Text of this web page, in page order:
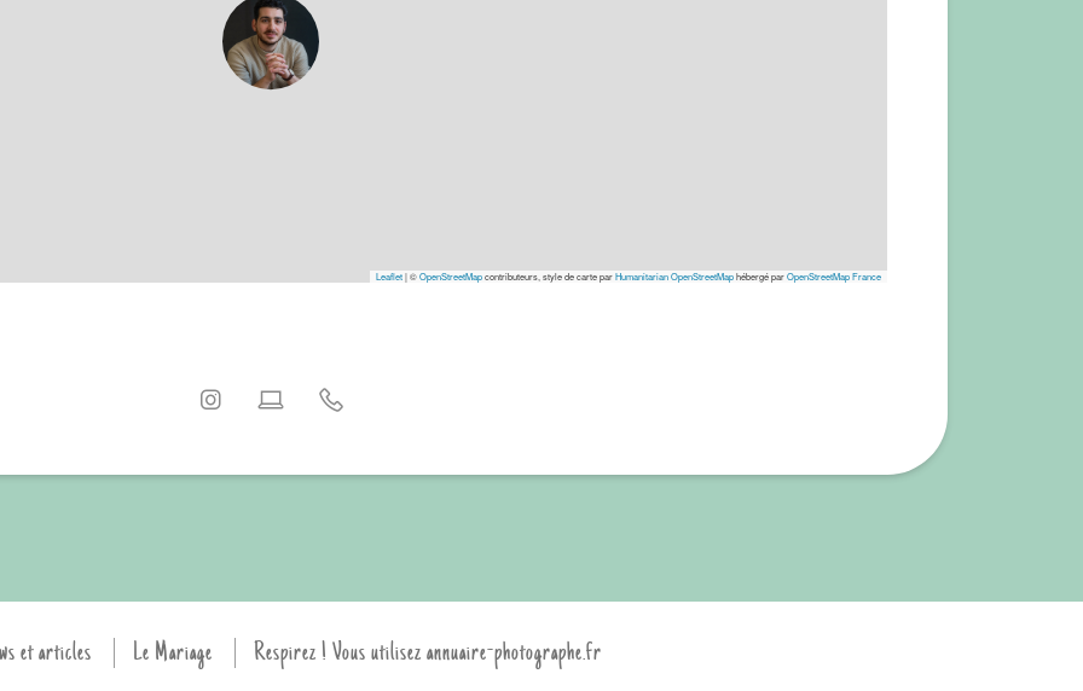
Leaflet|©OpenStreetMapcontributeurs, style de carte parHumanitarian OpenStreetMaphébergé parOpenStreetMap France
et articles Le Mariage Respirez ! Vous utilisez annuaire-photographe.fr